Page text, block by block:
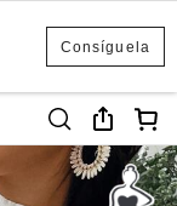
Consíguela